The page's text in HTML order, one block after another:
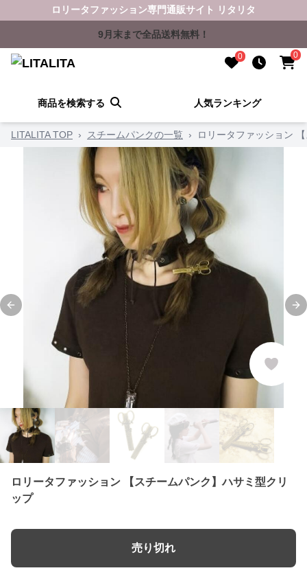
ロリータファッション専門通販サイト リタリタ
9月末まで全品送料無料！
0 0
商品を検索する 人気ランキング
LITALITA TOP › スチームパンクの一覧 › ロリータファッション
Previous slide
ロリータファッション 【スチームパンク】ハサミ型クリ
ップ
売り切れ